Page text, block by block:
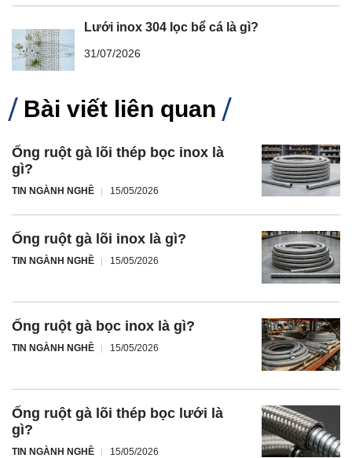
Lưới inox 304 lọc bể cá là gì?
31/07/2026
Bài viết liên quan
Ống ruột gà lõi thép bọc inox là
gì?
TIN NGÀNH NGHỀ 15/05/2026
Ống ruột gà lõi inox là gì?
TIN NGÀNH NGHỀ 15/05/2026
Ống ruột gà bọc inox là gì?
TIN NGÀNH NGHỀ 15/05/2026
Ống ruột gà lõi thép bọc lưới là
gì?
TIN NGÀNH NGHỀ 15/05/2026